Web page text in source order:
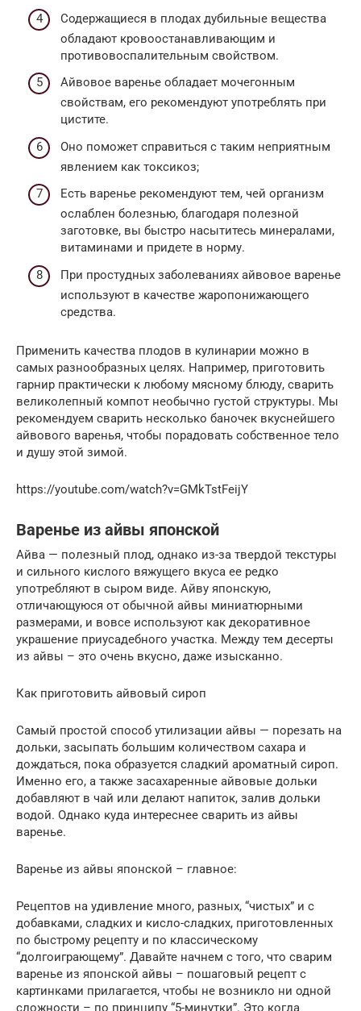
Содержащиеся в плодах дубильные вещества
обладают кровоостанавливающим и
противовоспалительным свойством.
Айвовое варенье обладает мочегонным
свойствам, его рекомендуют употреблять при
цистите.
Оно поможет справиться с таким неприятным
явлением как токсикоз;
Есть варенье рекомендуют тем, чей организм
ослаблен болезнью, благодаря полезной
заготовке, вы быстро насытитесь минералами,
витаминами и придете в норму.
При простудных заболеваниях айвовое варенье
используют в качестве жаропонижающего
средства.
Применить качества плодов в кулинарии можно в
самых разнообразных целях. Например, приготовить
гарнир практически к любому мясному блюду, сварить
великолепный компот необычно густой структуры. Мы
рекомендуем сварить несколько баночек вкуснейшего
айвового варенья, чтобы порадовать собственное тело
и душу этой зимой.
https://youtube.com/watch?v=GMkTstFeijY
Варенье из айвы японской
Айва — полезный плод, однако из-за твердой текстуры
и сильного кислого вяжущего вкуса ее редко
употребляют в сыром виде. Айву японскую,
отличающуюся от обычной айвы миниатюрными
размерами, и вовсе используют как декоративное
украшение приусадебного участка. Между тем десерты
из айвы – это очень вкусно, даже изысканно.
Как приготовить айвовый сироп
Самый простой способ утилизации айвы — порезать на
дольки, засыпать большим количеством сахара и
дождаться, пока образуется сладкий ароматный сироп.
Именно его, а также засахаренные айвовые дольки
добавляют в чай или делают напиток, залив дольки
водой. Однако куда интереснее сварить из айвы
варенье.
Варенье из айвы японской – главное:
Рецептов на удивление много, разных, “чистых” и с
добавками, сладких и кисло-сладких, приготовленных
по быстрому рецепту и по классическому
“долгоиграющему”. Давайте начнем с того, что сварим
варенье из японской айвы – пошаговый рецепт с
картинками прилагается, чтобы не возникло ни одной
сложности – по принципу “5-минутки”. Это когда